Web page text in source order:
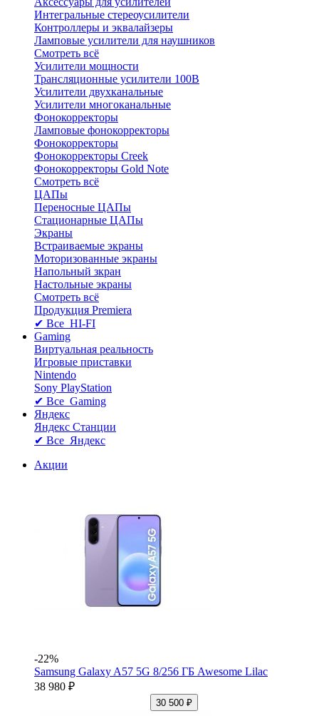
Интегральные стереоусилители
Контроллеры и эквалайзеры
Ламповые усилители для наушников
Смотреть всё
Усилители мощности
Трансляционные усилители 100В
Усилители двухканальные
Усилители многоканальные
Фонокорректоры
Ламповые фонокорректоры
Фонокорректоры
Фонокорректоры Creek
Фонокорректоры Gold Note
Смотреть всё
ЦАПы
Переносные ЦАПы
Стационарные ЦАПы
Экраны
Встраиваемые экраны
Моторизованные экраны
Напольный зкран
Настольные экраны
Смотреть всё
Продукция Premiera
✔ Все HI-FI
Gaming
Виртуальная реальность
Игровые приставки
Nintendo
Sony PlayStation
✔ Все Gaming
Яндекс
Яндекс Станции
✔ Все Яндекс
Акции
-22%
Samsung Galaxy A57 5G 8/256 ГБ Awesome Lilac
38 980 ₽
30 500 ₽